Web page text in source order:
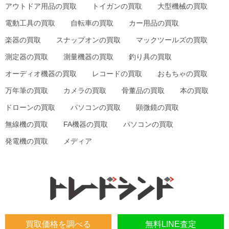
買取価格を調べる 無料LINE査定
アウトドア用品の買取 トイガンの買取 大型機械の買取
電動工具の買取 自転車の買取 カー用品の買取
楽器の買取 スナップオンの買取 マックツールズの買取
測定器の買取 測量機器の買取 釣り具の買取
オーディオ機器の買取 レコードの買取 おもちゃの買取
万年筆の買取 カメラの買取 骨董品の買取 本の買取
ドローンの買取 パソコンの買取 顕微鏡の買取
無線機の買取 FA機器の買取 パソコンの買取
発電機の買取 メディア